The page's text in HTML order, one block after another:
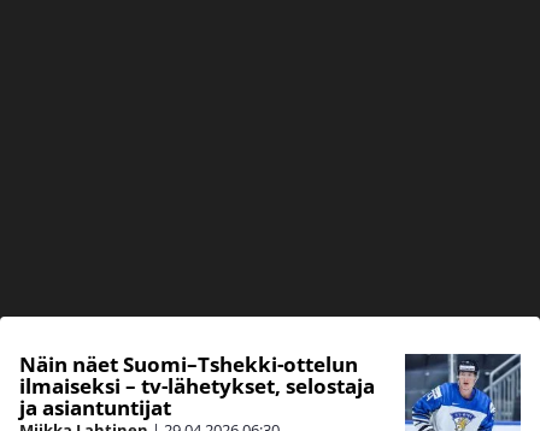
Näin näet Suomi–Tshekki-ottelun
ilmaiseksi – tv-lähetykset, selostaja
ja asiantuntijat